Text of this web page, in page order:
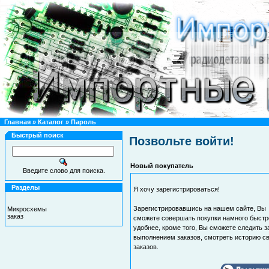
Главная » Каталог » Пароль
Быстрый поиск
Введите слово для поиска.
Разделы
Микросхемы
заказ
Позвольте войти!
Новый покупатель
Я хочу зарегистрироваться!
Зарегистрировавшись на нашем сайте, Вы
сможете совершать покупки намного
удобнее, кроме того, Вы сможете следить
выполнением заказов, смотреть историю
заказов.